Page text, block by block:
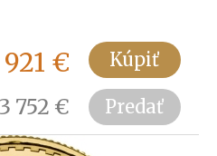
€
3 752 €
Kúpiť
Predať